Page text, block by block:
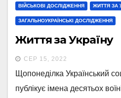
ВІЙСЬКОВІ ДОСЛІДЖЕННЯ ЖИТТЯ ЗА
ЗАГАЛЬНОУКРАЇНСЬКІ ДОСЛІДЖЕННЯ
Життя за Україну
СЕР 15, 2022
Щопонеділка Український
публікує імена десятьох